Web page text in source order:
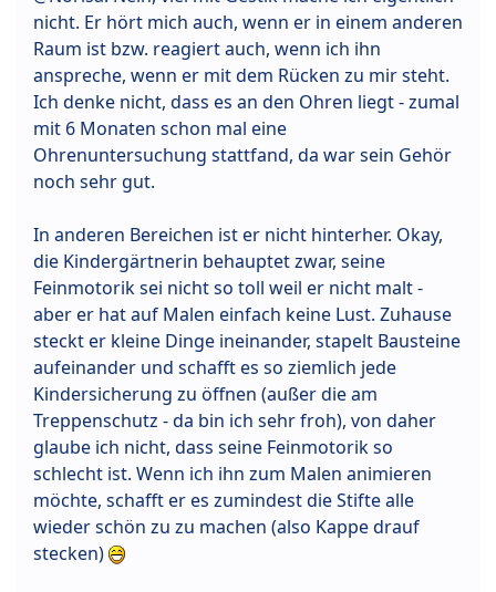
nicht. Er hört mich auch, wenn er in einem anderen
Raum ist bzw. reagiert auch, wenn ich ihn
anspreche, wenn er mit dem Rücken zu mir steht.
Ich denke nicht, dass es an den Ohren liegt - zumal
mit 6 Monaten schon mal eine
Ohrenuntersuchung stattfand, da war sein Gehör
noch sehr gut.
In anderen Bereichen ist er nicht hinterher. Okay,
die Kindergärtnerin behauptet zwar, seine
Feinmotorik sei nicht so toll weil er nicht malt -
aber er hat auf Malen einfach keine Lust. Zuhause
steckt er kleine Dinge ineinander, stapelt Bausteine
aufeinander und schafft es so ziemlich jede
Kindersicherung zu öffnen (außer die am
Treppenschutz - da bin ich sehr froh), von daher
glaube ich nicht, dass seine Feinmotorik so
schlecht ist. Wenn ich ihn zum Malen animieren
möchte, schafft er es zumindest die Stifte alle
wieder schön zu zu machen (also Kappe drauf
stecken)